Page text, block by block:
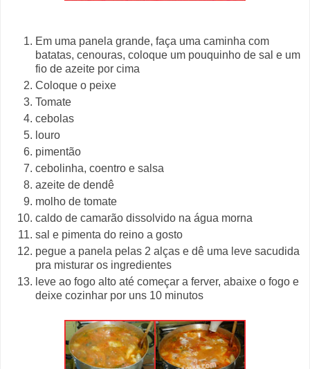
Em uma panela grande, faça uma caminha com
batatas, cenouras, coloque um pouquinho de sal e um
fio de azeite por cima
Coloque o peixe
Tomate
cebolas
louro
pimentão
cebolinha, coentro e salsa
azeite de dendê
molho de tomate
caldo de camarão dissolvido na água morna
sal e pimenta do reino a gosto
pegue a panela pelas 2 alças e dê uma leve sacudida
pra misturar os ingredientes
leve ao fogo alto até começar a ferver, abaixe o fogo e
deixe cozinhar por uns 10 minutos